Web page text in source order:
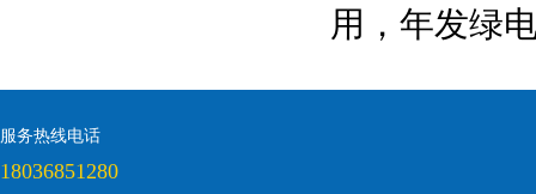
用，年发绿
服务热线电话
18036851280